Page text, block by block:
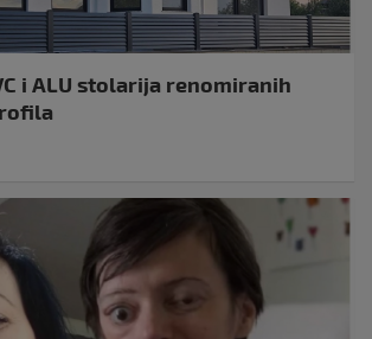
i ALU stolarija renomiranih